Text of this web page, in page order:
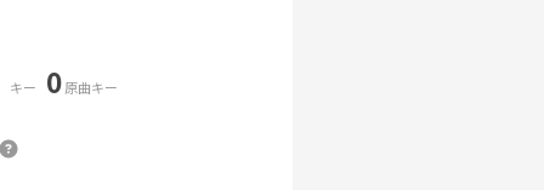
キー 0原曲キー